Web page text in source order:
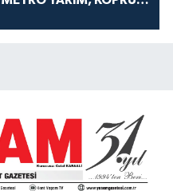
KOKUYOR!